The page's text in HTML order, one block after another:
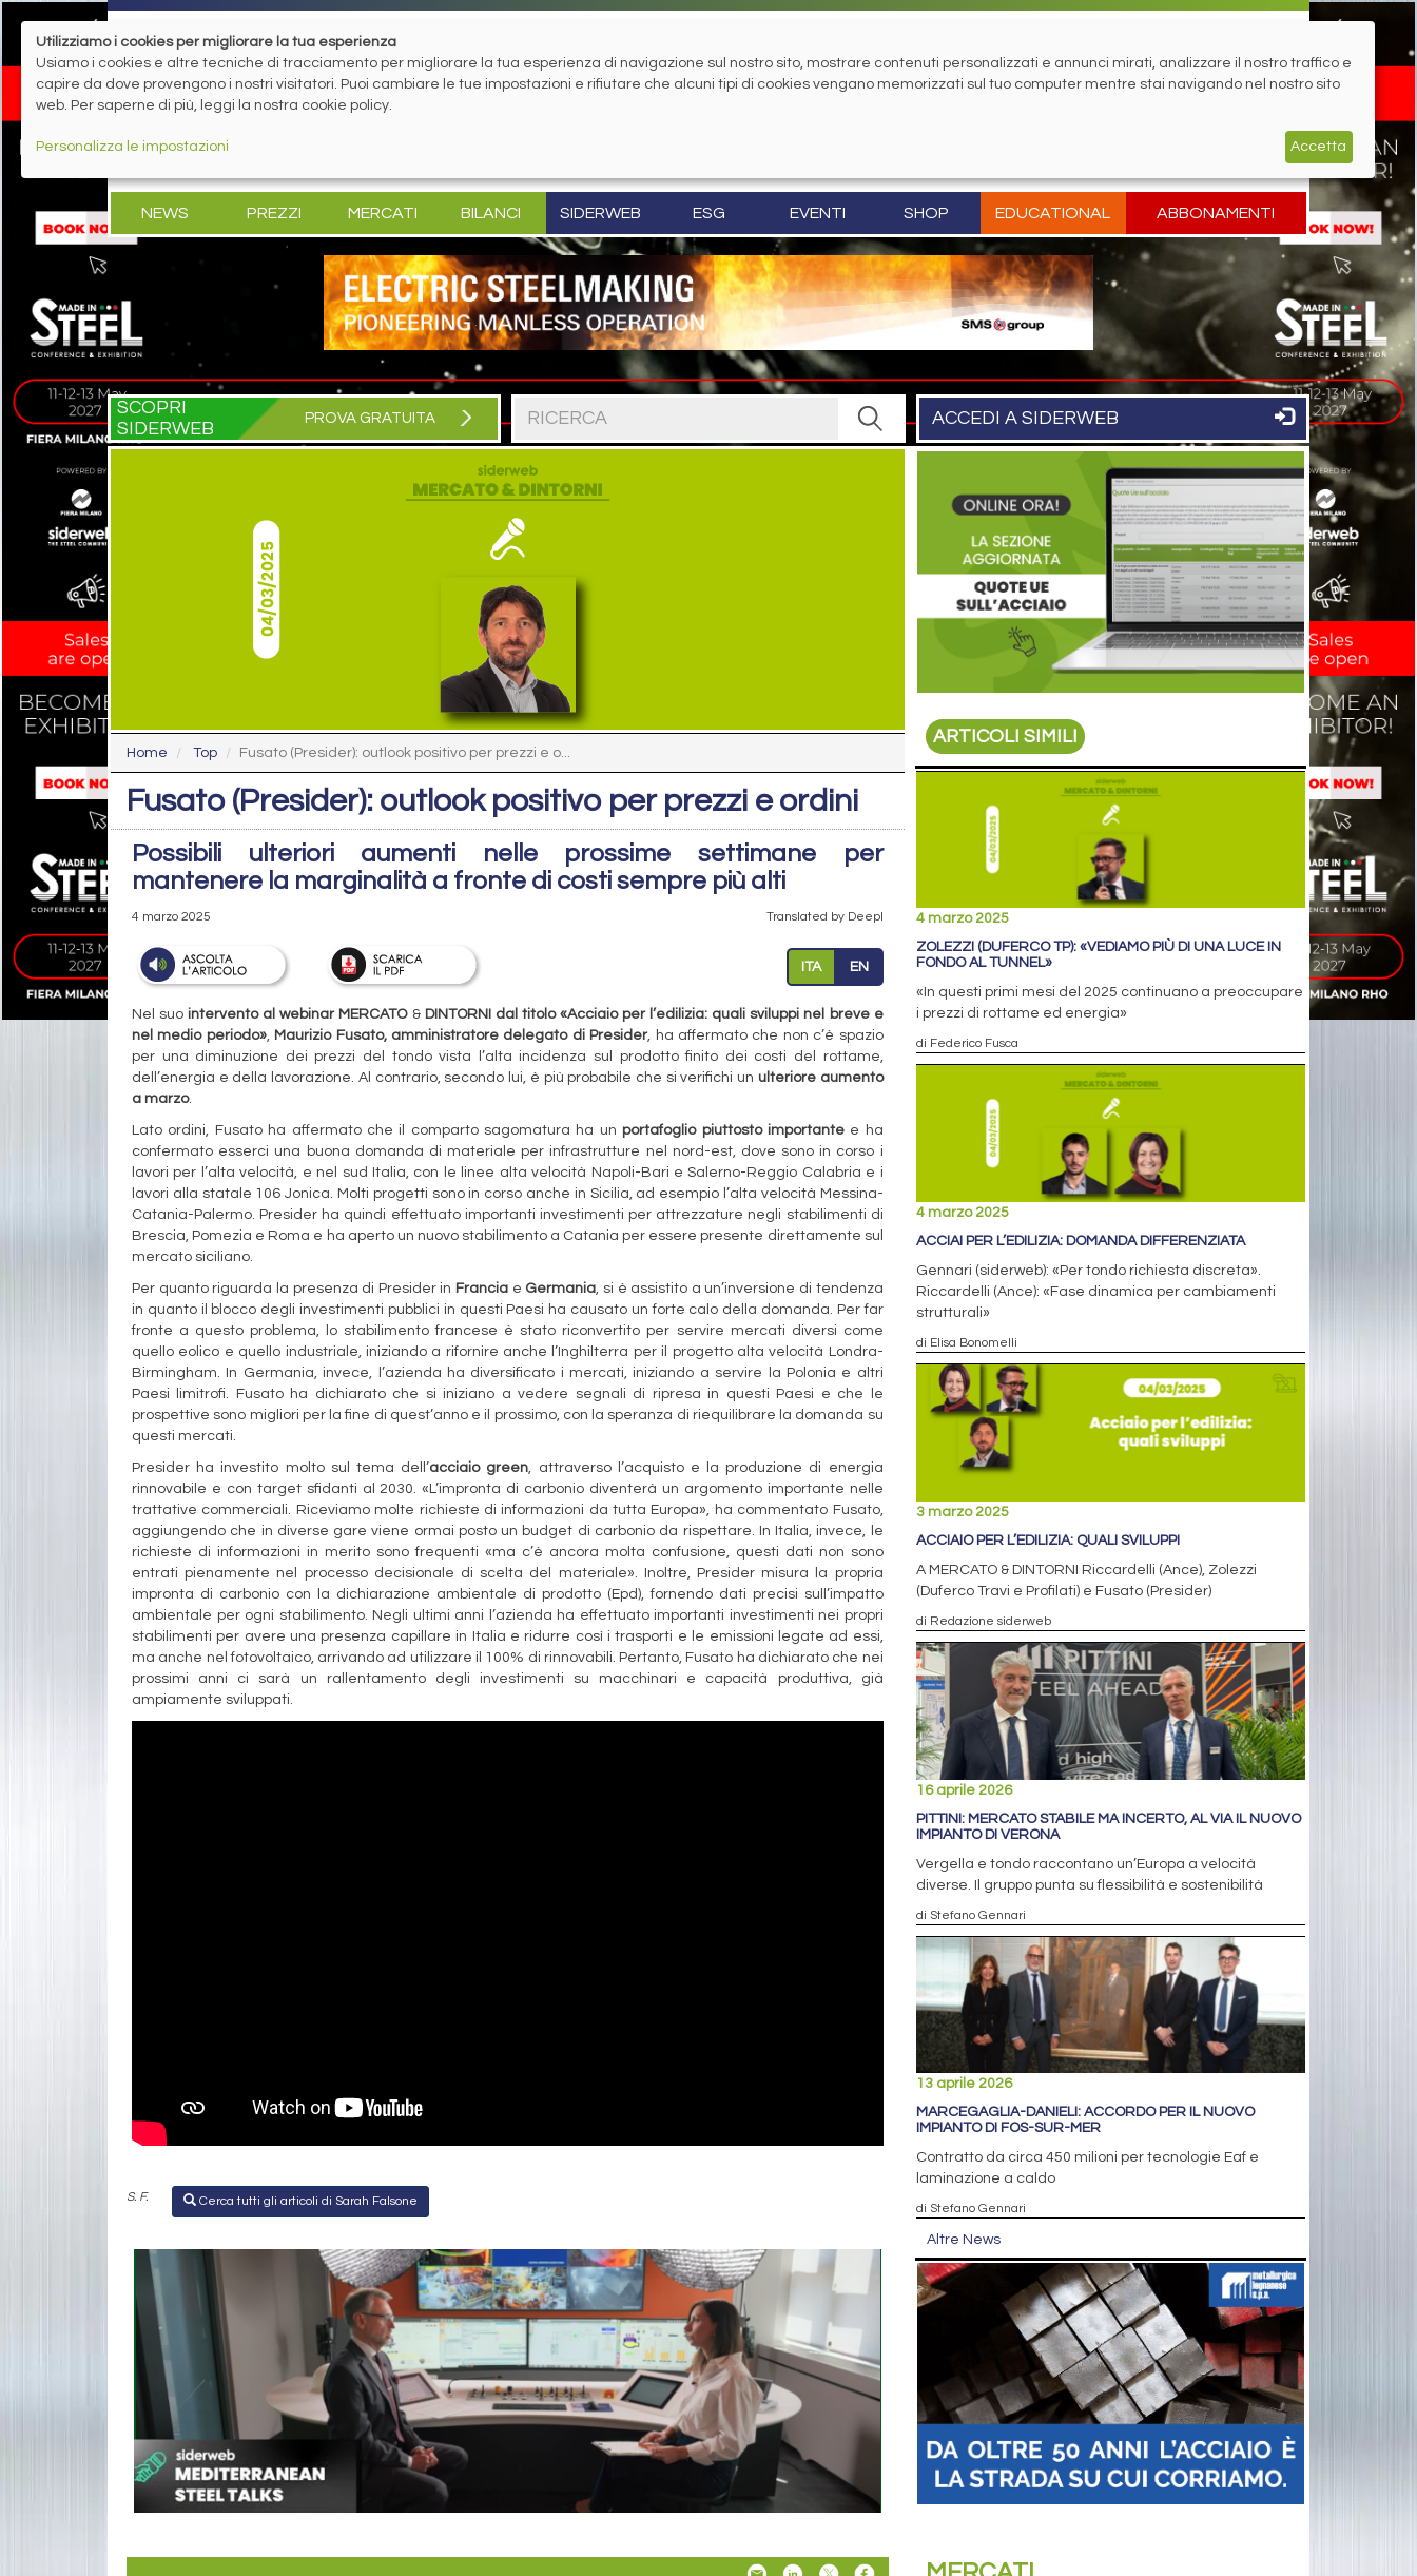
NEWS PREZZI MERCATI BILANCI SIDERWEB ESG EVENTI SHOP EDUCATIONAL ABBONAMENTI
SCOPRI
SIDERWEB
PROVA GRATUITA ACCEDI A SIDERWEB
Home Top Fusato (Presider): outlook positivo per prezzi e o...
Fusato (Presider): outlook positivo per prezzi e ordini
Possibili ulteriori aumenti nelle prossime settimane per
mantenere la marginalità a fronte di costi sempre più alti
4 marzo 2025 Translated by Deepl
ITA EN
Nel suo intervento al webinar MERCATO &DINTORNI dal titolo «Acciaio per l’edilizia: quali sviluppi nel breve e
nel medio periodo», Maurizio Fusato, amministratore delegato di Presider, ha affermato che non c’è spazio
per una diminuzione dei prezzi del tondo vista l’alta incidenza sul prodotto finito dei costi del rottame,
dell’energia e della lavorazione. Al contrario, secondo lui, è più probabile che si verifichi un ulteriore aumento
a marzo.
Lato ordini, Fusato ha affermato che il comparto sagomatura ha un portafoglio piuttosto importante e ha
confermato esserci una buona domanda di materiale per infrastrutture nel nord-est, dove sono in corso i
lavori per l’alta velocità, e nel sud Italia, con le linee alta velocità Napoli-Bari e Salerno-Reggio Calabria e i
lavori alla statale 106 Jonica. Molti progetti sono in corso anche in Sicilia, ad esempio l’alta velocità Messina-
Catania-Palermo. Presider ha quindi effettuato importanti investimenti per attrezzature negli stabilimenti di
Brescia, Pomezia e Roma e ha aperto un nuovo stabilimento a Catania per essere presente direttamente sul
mercato siciliano.
Per quanto riguarda la presenza di Presider in Francia e Germania, si è assistito a un’inversione di tendenza
in quanto il blocco degli investimenti pubblici in questi Paesi ha causato un forte calo della domanda. Per far
fronte a questo problema, lo stabilimento francese è stato riconvertito per servire mercati diversi come
quello eolico e quello industriale, iniziando a rifornire anche l’Inghilterra per il progetto alta velocità Londra-
Birmingham. In Germania, invece, l’azienda ha diversificato i mercati, iniziando a servire la Polonia e altri
Paesi limitrofi. Fusato ha dichiarato che si iniziano a vedere segnali di ripresa in questi Paesi e che le
prospettive sono migliori per la fine di quest’anno e il prossimo, con la speranza di riequilibrare la domanda su
questi mercati.
Presider ha investito molto sul tema dell’acciaio green, attraverso l’acquisto e la produzione di energia
rinnovabile e con target sfidanti al 2030. «L’impronta di carbonio diventerà un argomento importante nelle
trattative commerciali. Riceviamo molte richieste di informazioni da tutta Europa», ha commentato Fusato,
aggiungendo che in diverse gare viene ormai posto un budget di carbonio da rispettare. In Italia, invece, le
richieste di informazioni in merito sono frequenti «ma c’è ancora molta confusione, questi dati non sono
entrati pienamente nel processo decisionale di scelta del materiale». Inoltre, Presider misura la propria
impronta di carbonio con la dichiarazione ambientale di prodotto (Epd), fornendo dati precisi sull’impatto
ambientale per ogni stabilimento. Negli ultimi anni l’azienda ha effettuato importanti investimenti nei propri
stabilimenti per avere una presenza capillare in Italia e ridurre così i trasporti e le emissioni legate ad essi,
ma anche nel fotovoltaico, arrivando ad utilizzare il 100% di rinnovabili. Pertanto, Fusato ha dichiarato che nei
prossimi anni ci sarà un rallentamento degli investimenti su macchinari e capacità produttiva, già
ampiamente sviluppati.
S. F. Cerca tutti gli articoli di Sarah Falsone
ARTICOLI SIMILI
4 marzo 2025
ZOLEZZI (DUFERCO TP): «VEDIAMO PIÙ DI UNA LUCE IN
FONDO AL TUNNEL»
«In questi primi mesi del 2025 continuano a preoccupare
i prezzi di rottame ed energia»
di Federico Fusca
4 marzo 2025
ACCIAI PER L’EDILIZIA: DOMANDA DIFFERENZIATA
Gennari (siderweb): «Per tondo richiesta discreta».
Riccardelli (Ance): «Fase dinamica per cambiamenti
strutturali»
di Elisa Bonomelli
3 marzo 2025
ACCIAIO PER L’EDILIZIA: QUALI SVILUPPI
A MERCATO & DINTORNI Riccardelli (Ance), Zolezzi
(Duferco Travi e Profilati) e Fusato (Presider)
di Redazione siderweb
16 aprile 2026
PITTINI: MERCATO STABILE MA INCERTO, AL VIA IL NUOVO
IMPIANTO DI VERONA
Vergella e tondo raccontano un’Europa a velocità
diverse. Il gruppo punta su flessibilità e sostenibilità
di Stefano Gennari
13 aprile 2026
MARCEGAGLIA-DANIELI: ACCORDO PER IL NUOVO
IMPIANTO DI FOS-SUR-MER
Contratto da circa 450 milioni per tecnologie Eaf e
laminazione a caldo
di Stefano Gennari
Altre News
Utilizziamo i cookies per migliorare la tua esperienza
Usiamo i cookies e altre tecniche di tracciamento per migliorare la tua esperienza di navigazione sul nostro sito, mostrare contenuti personalizzati e annunci mirati, analizzare il nostro traffico e
capire da dove provengono i nostri visitatori. Puoi cambiare le tue impostazioni e rifiutare che alcuni tipi di cookies vengano memorizzati sul tuo computer mentre stai navigando nel nostro sito
web. Per saperne di più, leggi la nostra cookie policy.
Personalizza le impostazioni Accetta